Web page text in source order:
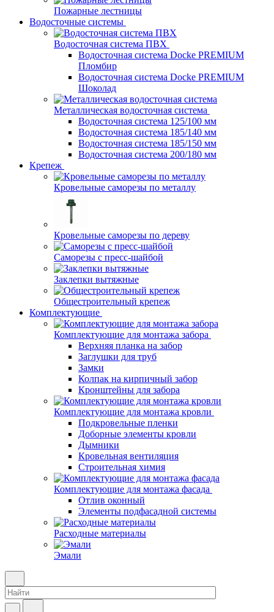
Пожарные лестницы
Водосточные системы
Водосточная система ПВХ
Водосточная система Docke PREMIUM
Пломбир
Водосточная система Docke PREMIUM
Шоколад
Металлическая водосточная система
Водосточная система 125/100 мм
Водосточная система 185/140 мм
Водосточная система 185/150 мм
Водосточная система 200/180 мм
Крепеж
Кровельные саморезы по металлу
Кровельные саморезы по дереву
Саморезы с пресс-шайбой
Заклепки вытяжные
Общестроительный крепеж
Комплектующие
Комплектующие для монтажа забора
Верхняя планка на забор
Заглушки для труб
Замки
Колпак на кирпичный забор
Кронштейны для забора
Комплектующие для монтажа кровли
Подкровельные пленки
Доборные элементы кровли
Дымники
Кровельная вентиляция
Строительная химия
Комплектующие для монтажа фасада
Отлив оконный
Элементы подфасадной системы
Расходные материалы
Эмали